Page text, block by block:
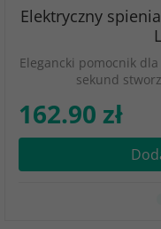
Elektryczny
Elegancki pomocnik
sekund
162.90 zł